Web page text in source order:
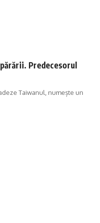
Predecesorul
Taiwanul, numește un